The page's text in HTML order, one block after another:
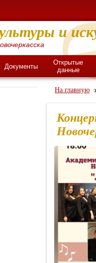
и
Документы
Открытые
данные
На главную